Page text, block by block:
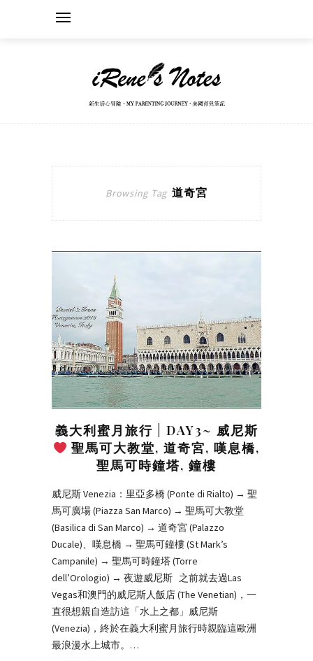
Browsing Tag 道奇宮
義大利蜜月旅行 | DAY3~ 威尼斯
聖馬可大教堂, 道奇宮, 嘆息橋,
聖馬可時鐘塔, 鐘樓
威尼斯 Venezia：里亞多橋 (Ponte di Rialto) → 聖
馬可廣場 (Piazza San Marco) → 聖馬可大教堂
(Basilica di San Marco) → 道奇宮 (Palazzo
Ducale)、嘆息橋 → 聖馬可鐘樓 (St Mark’s
Campanile) → 聖馬可時鐘塔 (Torre
dell’Orologio) → 夜遊威尼斯 之前就去過Las
Vegas和澳門的威尼斯人飯店 (The Venetian)，一
直很想親自造訪這「水上之都」威尼斯
(Venezia)，終於在義大利蜜月旅行時親臨這歐洲
最浪漫水上城市。…